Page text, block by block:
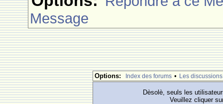
Message
Options: Index des forums • Les discussions
Dèsolè, seuls les
Veuillez cliquer